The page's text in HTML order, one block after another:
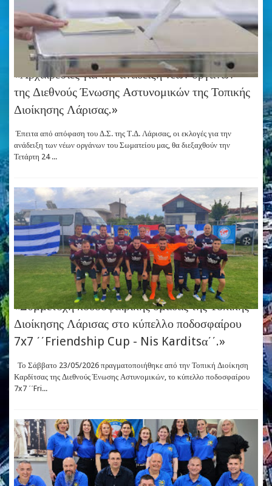
«Αρχαιρεσίες για την ανάδειξη νέων οργάνων
της Διεθνούς Ένωσης Αστυνομικών της Τοπικής
Διοίκησης Λάρισας.»
Έπειτα από απόφαση του Δ.Σ. της Τ.Δ. Λάρισας, οι εκλογές για την
ανάδειξη των νέων οργάνων του Σωματείου μας, θα διεξαχθούν την
Τετάρτη 24 ...
«Συμμετοχή ποδοσφαιρικής ομάδας της Τοπικής
Διοίκησης Λάρισας στο κύπελλο ποδοσφαίρου
7x7 ΄΄Friendship Cup - Nis Karditsα΄΄.»
Το Σάββατο 23/05/2026 πραγματοποιήθηκε από την Τοπική Διοίκηση
Καρδίτσας της Διεθνούς Ένωσης Αστυνομικών, το κύπελλο ποδοσφαίρου
7x7 ΄΄Fri...